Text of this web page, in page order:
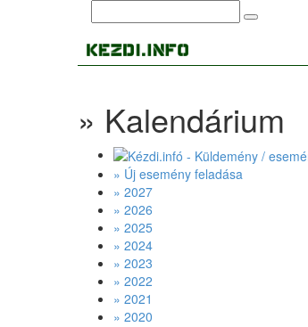
» Kalendárium
» Új esemény feladása
» 2027
» 2026
» 2025
» 2024
» 2023
» 2022
» 2021
» 2020